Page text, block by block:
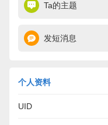
Ta的主题
发短消息
个人资料
UID